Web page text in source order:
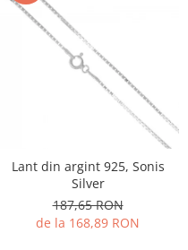
Lant din argint 925, Sonis
Silver
187,65 RON
de la 168,89 RON